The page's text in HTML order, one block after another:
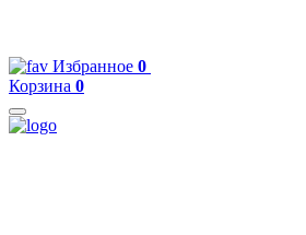
Избранное 0
Корзина 0